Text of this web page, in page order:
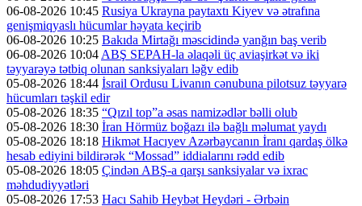
06-08-2026 10:45 Rusiya Ukrayna paytaxtı Kiyev və ətrafına
genişmiqyaslı hücumlar həyata keçirib
06-08-2026 10:25 Bakıda Mirtağı məscidində yanğın baş verib
06-08-2026 10:04 ABŞ SEPAH-la əlaqəli üç aviaşirkət və iki
təyyarəyə tətbiq olunan sanksiyaları ləğv edib
05-08-2026 18:44 İsrail Ordusu Livanın cənubuna pilotsuz təyyarə
hücumları təşkil edir
05-08-2026 18:35 “Qızıl top”a əsas namizədlər bəlli olub
05-08-2026 18:30 İran Hörmüz boğazı ilə bağlı məlumat yaydı
05-08-2026 18:18 Hikmət Hacıyev Azərbaycanın İranı qardaş ölkə
hesab ediyini bildirərək “Mossad” iddialarını rədd edib
05-08-2026 18:05 Çindən ABŞ-a qarşı sanksiyalar və ixrac
məhdudiyyətləri
05-08-2026 17:53 Hacı Sahib Heybət Heydəri - Ərbəin